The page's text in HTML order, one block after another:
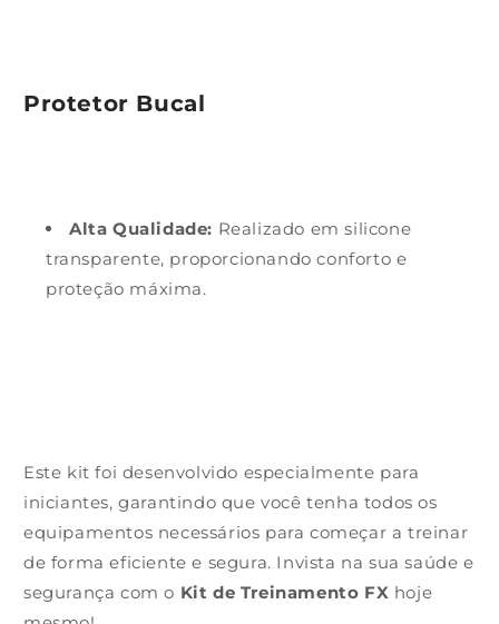
Protetor Bucal
Alta Qualidade: Realizado em silicone
transparente, proporcionando conforto e
proteção máxima.
Este kit foi desenvolvido especialmente para
iniciantes, garantindo que você tenha todos os
equipamentos necessários para começar a treinar
de forma eficiente e segura. Invista na sua saúde e
segurança com o Kit de Treinamento FX hoje